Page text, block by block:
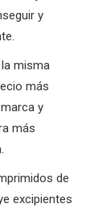
y
misma
más
y
más
de
excipientes